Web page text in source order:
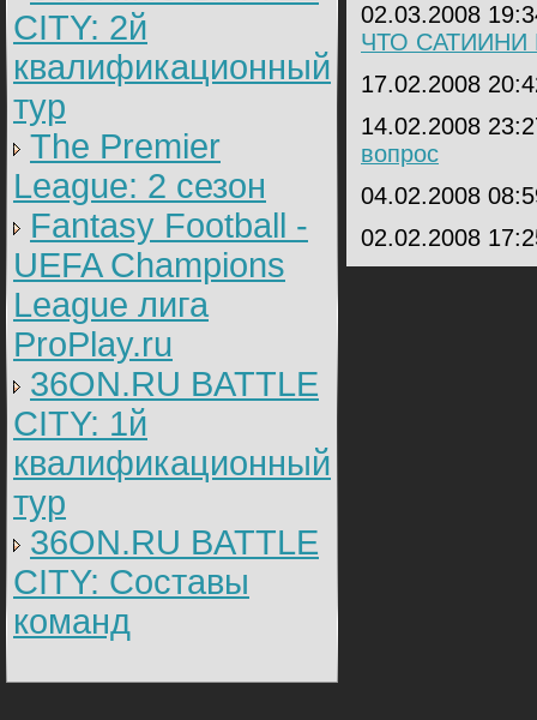
CITY: 2й
квалификационный
тур
The Premier
League: 2 cезон
Fantasy Football -
UEFA Champions
League лига
ProPlay.ru
36ON.RU BATTLE
CITY: 1й
квалификационный
тур
36ON.RU BATTLE
CITY: Составы
команд
02.03.2008
ЧТО САТИИНИ
17.02.2008
14.02.2008
вопрос
04.02.2008
02.02.2008